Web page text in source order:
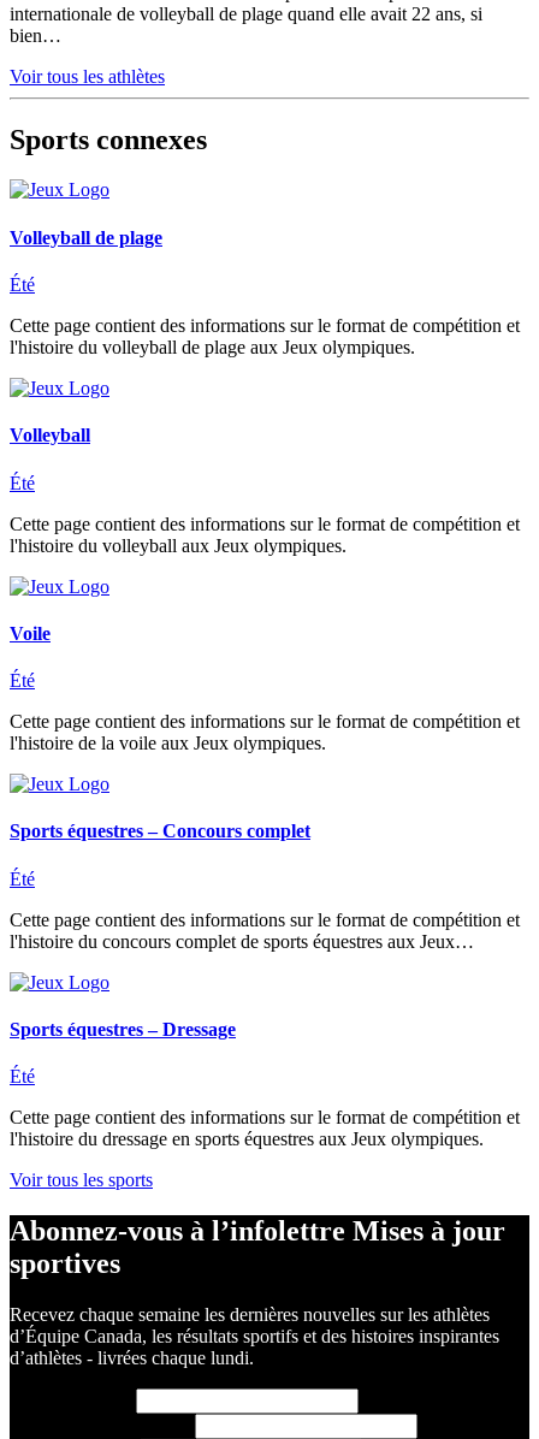
internationale de volleyball de plage quand elle avait 22 ans, si
bien…
Voir tous les athlètes
Sports connexes
Volleyball de plage
Été
Cette page contient des informations sur le format de compétition et
l'histoire du volleyball de plage aux Jeux olympiques.
Volleyball
Été
Cette page contient des informations sur le format de compétition et
l'histoire du volleyball aux Jeux olympiques.
Voile
Été
Cette page contient des informations sur le format de compétition et
l'histoire de la voile aux Jeux olympiques.
Sports équestres – Concours complet
Été
Cette page contient des informations sur le format de compétition et
l'histoire du concours complet de sports équestres aux Jeux…
Sports équestres – Dressage
Été
Cette page contient des informations sur le format de compétition et
l'histoire du dressage en sports équestres aux Jeux olympiques.
Voir tous les sports
Abonnez-vous à l’infolettre Mises à jour
sportives
Recevez chaque semaine les dernières nouvelles sur les athlètes
d’Équipe Canada, les résultats sportifs et des histoires inspirantes
d’athlètes - livrées chaque lundi.